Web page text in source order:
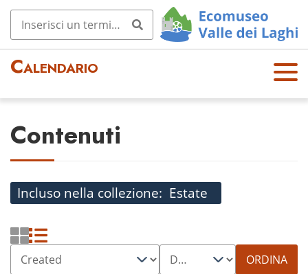
Calendario
OPE
N
Contenuti
Incluso nella collezione Estate
ORDINA